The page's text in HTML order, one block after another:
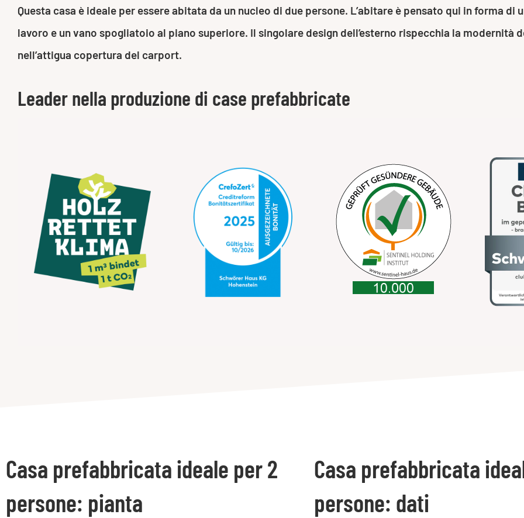
Questa casa è ideale per essere abitata da un nucleo di due persone. L’abitare è pensato qui in forma
lavoro e un vano spogliatoio al piano superiore. Il singolare design dell’esterno rispecchia la
nell’attigua copertura del carport.
Leader nella produzione di case prefabbricate
Casa prefabbricata ideale per 2
persone: pianta
Casa prefabbricata
persone: dati